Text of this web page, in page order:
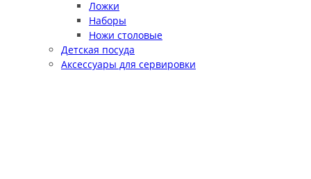
Ложки
Наборы
Ножи столовые
Детская посуда
Аксессуары для сервировки